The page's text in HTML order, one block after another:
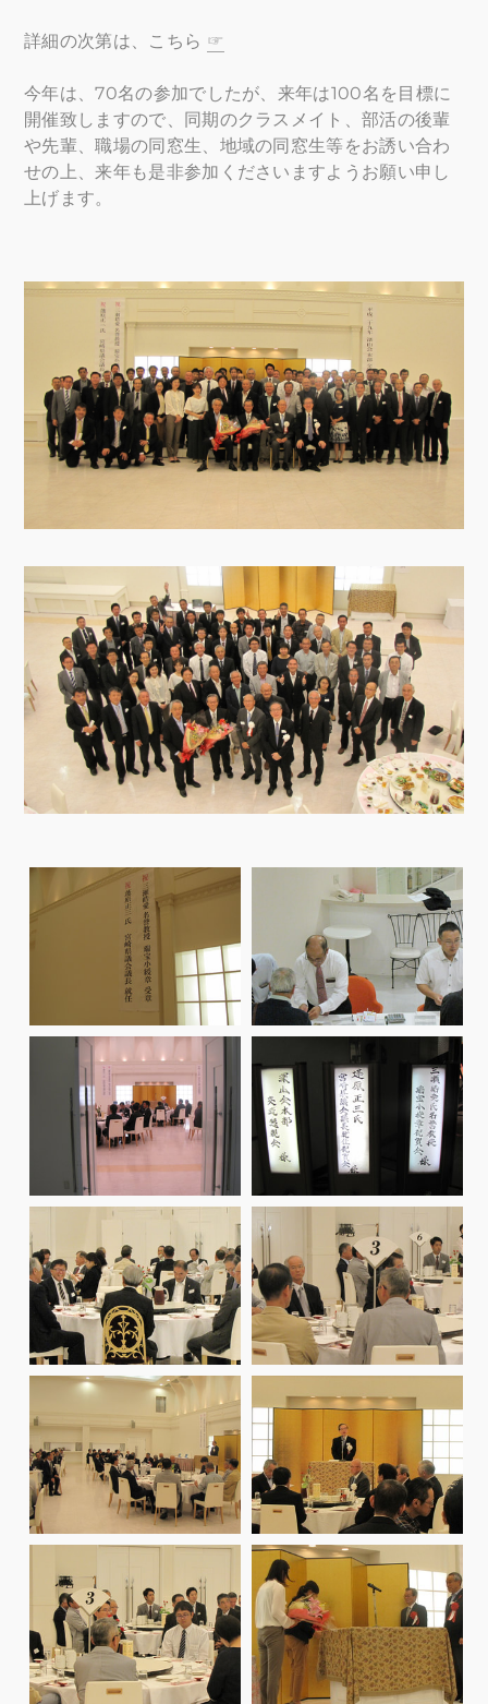
詳細の次第は、こちら ☞
今年は、70名の参加でしたが、来年は100名を目標に
開催致しますので、同期のクラスメイト、部活の後輩
や先輩、職場の同窓生、地域の同窓生等をお誘い合わ
せの上、来年も是非参加くださいますようお願い申し
上げます。